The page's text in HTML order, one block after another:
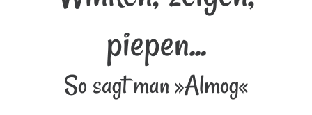
piepen...
So sagt man »Almog«